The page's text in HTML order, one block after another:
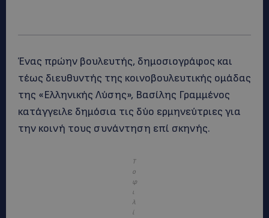
Ένας πρώην βουλευτής, δημοσιογράφος και
τέως διευθυντής της κοινοβουλευτικής ομάδας
της «Ελληνικής Λύσης», Βασίλης Γραμμένος
κατάγγειλε δημόσια τις δύο ερμηνεύτριες για
την κοινή τους συνάντηση επί σκηνής.
Τ
ο
φ
ι
λ
ί